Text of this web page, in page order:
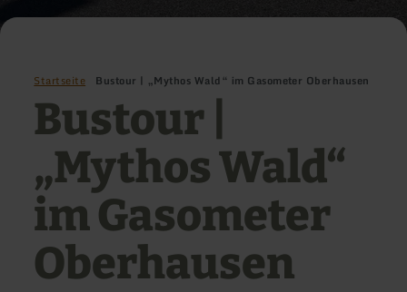
Startseite Bustour | „Mythos Wald“ im Gasometer Oberhausen
Bustour |
„Mythos Wald“
im Gasometer
Oberhausen